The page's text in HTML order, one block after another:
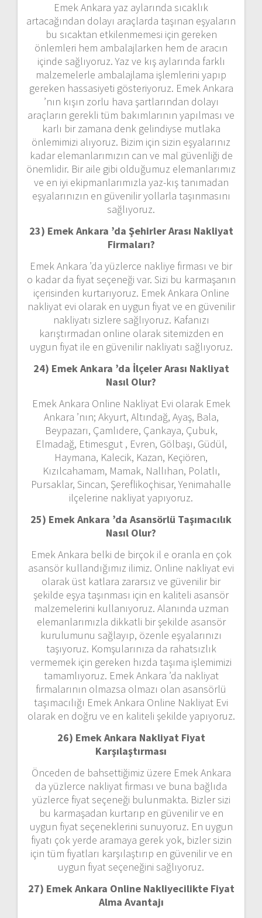
Emek Ankara yaz aylarında sıcaklık
artacağından dolayı araçlarda taşınan eşyaların
bu sıcaktan etkilenmemesi için gereken
önlemleri hem ambalajlarken hem de aracın
içinde sağlıyoruz. Yaz ve kış aylarında farklı
malzemelerle ambalajlama işlemlerini yapıp
gereken hassasiyeti gösteriyoruz. Emek Ankara
’nın kışın zorlu hava şartlarından dolayı
araçların gerekli tüm bakımlarının yapılması ve
karlı bir zamana denk gelindiyse mutlaka
önlemimizi alıyoruz. Bizim için sizin eşyalarınız
kadar elemanlarımızın can ve mal güvenliği de
önemlidir. Bir aile gibi olduğumuz elemanlarımız
ve en iyi ekipmanlarımızla yaz-kış tanımadan
eşyalarınızın en güvenilir yollarla taşınmasını
sağlıyoruz.
23) Emek Ankara ’da Şehirler Arası Nakliyat
Firmaları?
Emek Ankara ’da yüzlerce nakliye firması ve bir
o kadar da fiyat seçeneği var. Sizi bu karmaşanın
içerisinden kurtarıyoruz. Emek Ankara Online
nakliyat evi olarak en uygun fiyat ve en güvenilir
nakliyatı sizlere sağlıyoruz. Kafanızı
karıştırmadan online olarak sitemizden en
uygun fiyat ile en güvenilir nakliyatı sağlıyoruz.
24) Emek Ankara ’da İlçeler Arası Nakliyat
Nasıl Olur?
Emek Ankara Online Nakliyat Evi olarak Emek
Ankara ’nın; Akyurt, Altındağ, Ayaş, Bala,
Beypazarı, Çamlıdere, Çankaya, Çubuk,
Elmadağ, Etimesgut , Evren, Gölbaşı, Güdül,
Haymana, Kalecik, Kazan, Keçiören,
Kızılcahamam, Mamak, Nallıhan, Polatlı,
Pursaklar, Sincan, Şereflikoçhisar, Yenimahalle
ilçelerine nakliyat yapıyoruz.
25) Emek Ankara ’da Asansörlü Taşımacılık
Nasıl Olur?
Emek Ankara belki de birçok il e oranla en çok
asansör kullandığımız ilimiz. Online nakliyat evi
olarak üst katlara zararsız ve güvenilir bir
şekilde eşya taşınması için en kaliteli asansör
malzemelerini kullanıyoruz. Alanında uzman
elemanlarımızla dikkatli bir şekilde asansör
kurulumunu sağlayıp, özenle eşyalarınızı
taşıyoruz. Komşularınıza da rahatsızlık
vermemek için gereken hızda taşıma işlemimizi
tamamlıyoruz. Emek Ankara ’da nakliyat
firmalarının olmazsa olmazı olan asansörlü
taşımacılığı Emek Ankara Online Nakliyat Evi
olarak en doğru ve en kaliteli şekilde yapıyoruz.
26) Emek Ankara Nakliyat Fiyat
Karşılaştırması
Önceden de bahsettiğimiz üzere Emek Ankara
da yüzlerce nakliyat firması ve buna bağlıda
yüzlerce fiyat seçeneği bulunmakta. Bizler sizi
bu karmaşadan kurtarıp en güvenilir ve en
uygun fiyat seçeneklerini sunuyoruz. En uygun
fiyatı çok yerde aramaya gerek yok, bizler sizin
için tüm fiyatları karşılaştırıp en güvenilir ve en
uygun fiyat seçeneğini sağlıyoruz.
27) Emek Ankara Online Nakliyecilikte Fiyat
Alma Avantajı